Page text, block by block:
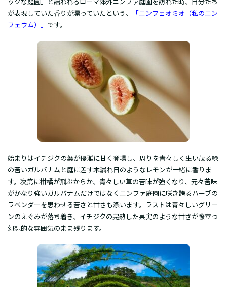
が表現していた香りが漂っていたという、
「ニンフェオミオ（私のニン
フェウム）」 です。
始まりはイチジクの葉が優雅に甘く登場し、周りを青々しく生い茂る緑
の苦いガルバナムと庭に差す木漏れ日のようなレモンが一緒に香りま
す。次第に柑橘が飛ぶからか、青々しい草の苦味が強くなり、元々苦味
がかなり強いガルバナムだけではなくニンファ庭園に咲き誇るハーブの
ラベンダーを思わせる苦さと甘さも漂います。ラストは青々しいグリー
ンのえぐみが落ち着き、イチジクの完熟した果実のような甘さが際立つ
幻想的な雰囲気のまま残ります。